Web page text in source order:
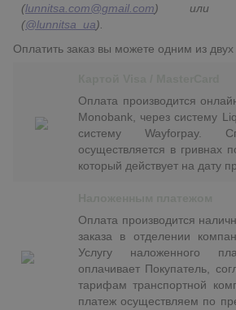
(lunnitsa.com@gmail.com) или
(@lunnitsa_ua).
Оплатить заказ вы можете одним из двух
Оплата производится
Monobank, через систему
систему Wayforpay.
осуществляется в гривнах
который действует на дату
Оплата производится
заказа в отделении
Услугу наложенного
оплачивает Покупатель,
тарифам транспортной
платеж осуществляем по